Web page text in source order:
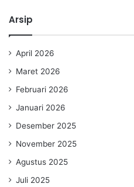
Arsip
April 2026
Maret 2026
Februari 2026
Januari 2026
Desember 2025
November 2025
Agustus 2025
Juli 2025